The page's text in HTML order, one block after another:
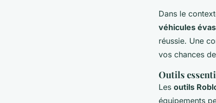
Dans le
véhicules
réussie. Une
vos chances
Outils
Les outils
équipements